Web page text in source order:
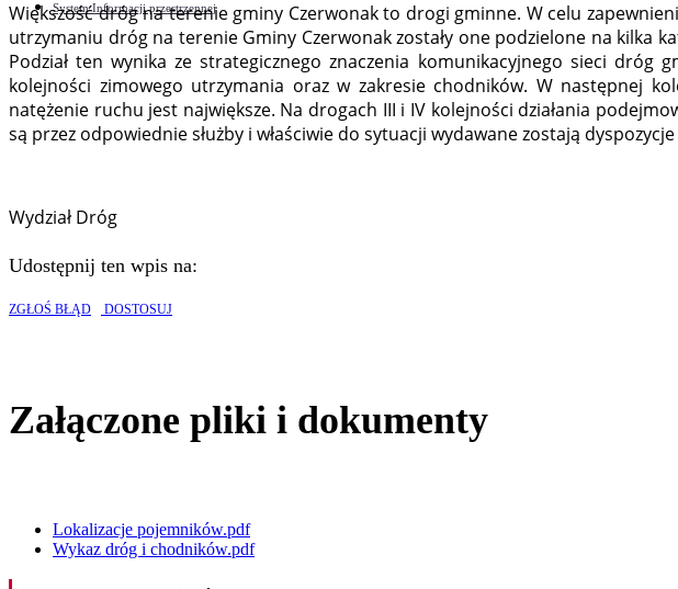
System Informacji przestrzennej
Większość dróg na terenie gminy Czerwonak to drogi gminne. W celu
utrzymaniu dróg na terenie Gminy Czerwonak zostały one podzielone na kilka
Podział ten wynika ze strategicznego znaczenia komunikacyjnego sieci
kolejności zimowego utrzymania oraz w zakresie chodników. W następnej
natężenie ruchu jest największe. Na drogach III i IV kolejności działania
są przez odpowiednie służby i właściwie do sytuacji wydawane zostają
Wydział Dróg
Udostępnij ten wpis na:
ZGŁOŚ BŁĄD DOSTOSUJ
Załączone pliki i dokumenty
Lokalizacje pojemników.pdf
Wykaz dróg i chodników.pdf